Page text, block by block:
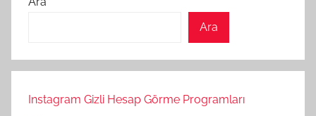
Ara
Instagram Gizli Hesap Görme Programları